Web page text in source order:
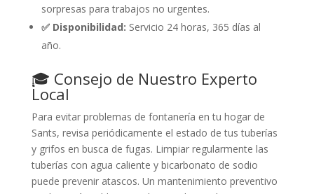
sorpresas para trabajos no urgentes.
✅ Disponibilidad: Servicio 24 horas, 365 días al
año.
🎓 Consejo de Nuestro Experto
Local
Para evitar problemas de fontanería en tu hogar de
Sants, revisa periódicamente el estado de tus tuberías
y grifos en busca de fugas. Limpiar regularmente las
tuberías con agua caliente y bicarbonato de sodio
puede prevenir atascos. Un mantenimiento preventivo